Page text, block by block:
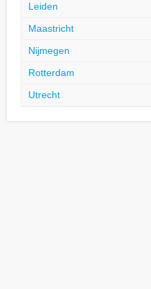
Leiden
Maastricht
Nijmegen
Rotterdam
Utrecht